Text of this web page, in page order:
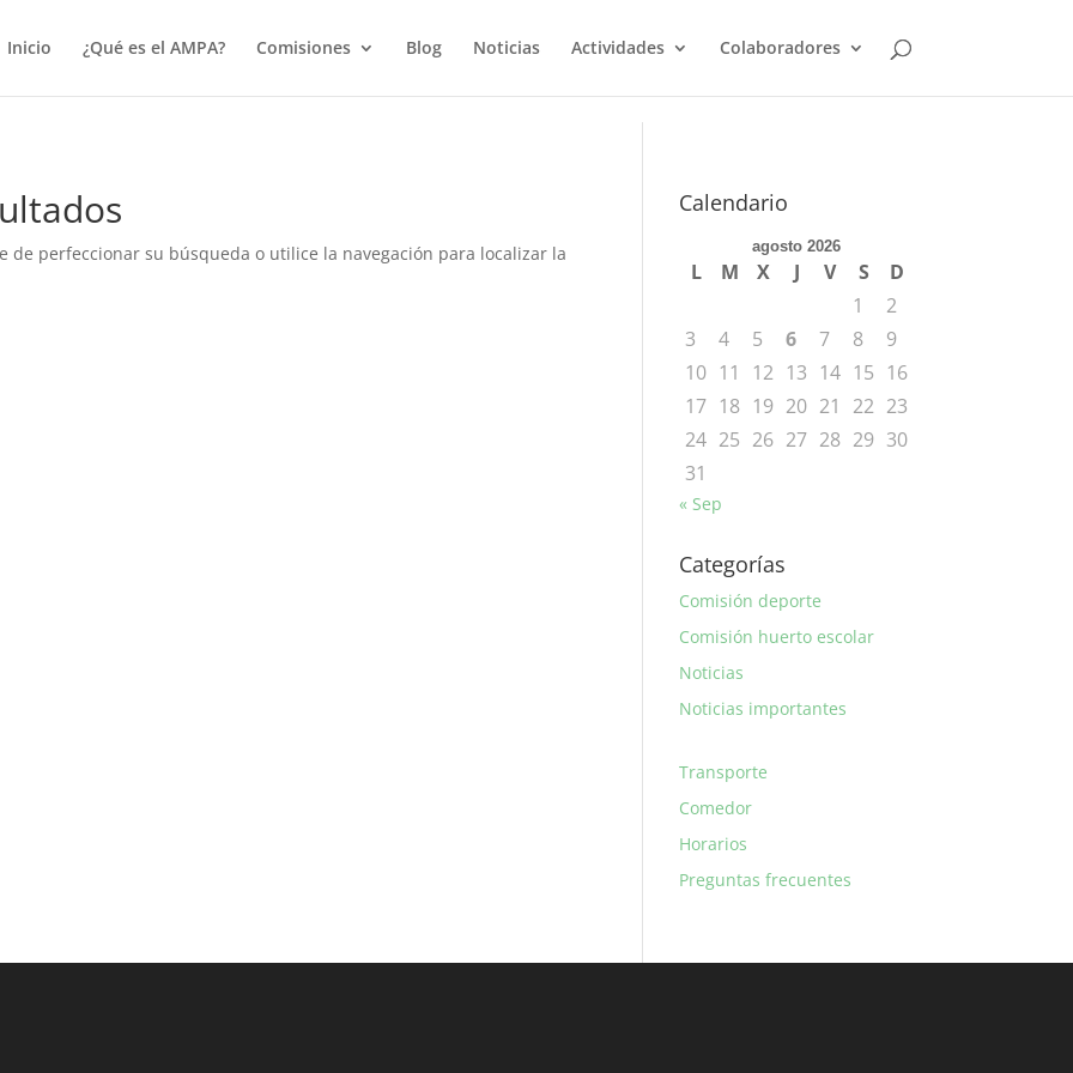
Inicio
¿Qué es el AMPA? Comisiones Blog Noticias Actividades Colaboradores
de perfeccionar su búsqueda o utilice la navegación para localizar la
Calendario
agosto 2026
L M X J V S
D
1
2
3
4 5 6 7 8
9
10 11 12 13 14 15 16
17 18 19 20 21 22 23
24 25 26 27 28 29 30
31
« Sep
Categorías
Comisión deporte
Comisión huerto escolar
Noticias
Noticias importantes
Transporte
Comedor
Horarios
Preguntas frecuentes